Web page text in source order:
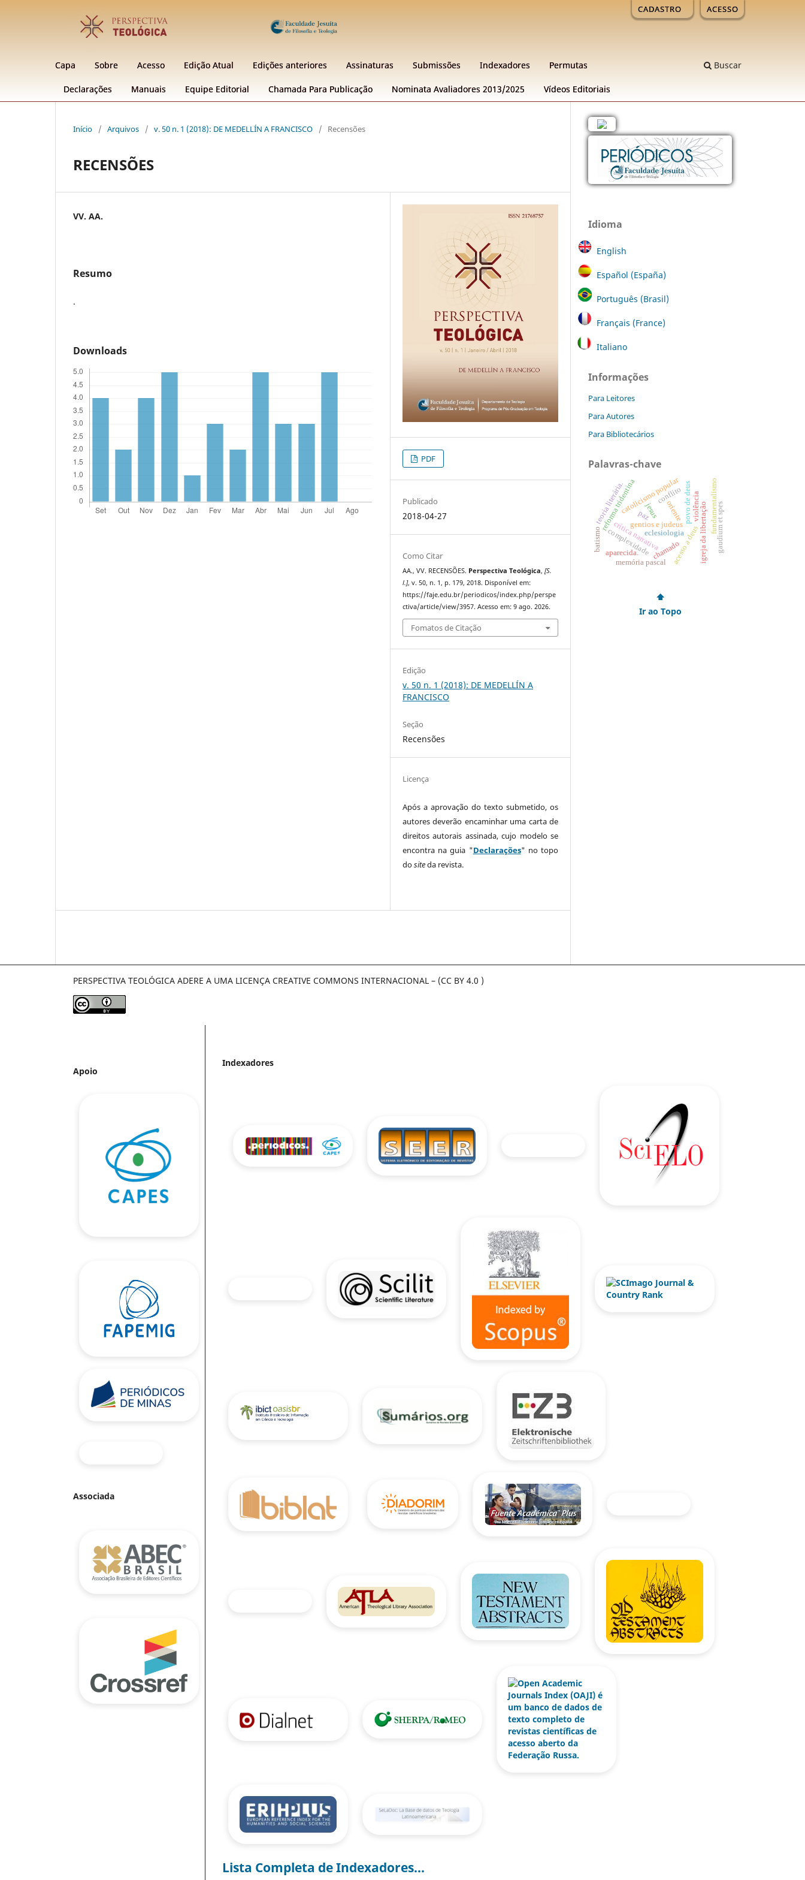
Capa Sobre Acesso Edição Atual Edições anteriores Assinaturas Submissões Indexadores Permutas
Declarações Manuais Equipe Editorial Chamada Para Publicação Nominata Avaliadores 2013/2025 Ví­deos Editoriais
Buscar
CADASTRO ACESSO
Início / Arquivos / v. 50 n. 1 (2018): DE MEDELLÍN A FRANCISCO / Recensões
RECENSÕES
VV. AA.
Resumo
.
Downloads
PDF
Publicado
2018-04-27
Como Citar
AA., VV. RECENSÕES. Perspectiva Teológica,[S.
l.], v. 50, n. 1, p. 179, 2018. Disponível em:
https://faje.edu.br/periodicos/index.php/perspe
ctiva/article/view/3957. Acesso em: 9 ago. 2026.
Fomatos de Citação
Edição
v. 50 n. 1 (2018): DE MEDELLÍN A
FRANCISCO
Seção
Recensões
Licença
Após a aprovação do texto submetido, os
autores deverão encaminhar uma carta de
direitos autorais assinada, cujo modelo se
encontra na guia "Declarações" no topo
dositeda revista.
Idioma
English
Español (España)
Português (Brasil)
Français (France)
Italiano
Informações
Para Leitores
Para Autores
Para Bibliotecários
Palavras-chave
acesso a deus
jesus
gentios e judeus
catolicismo popular
reforma tridentina igreja da libertação
oriente
eclesiologia
crítica narrativa
fundamentalismo
teoria literária.
chamado
povo de deus
complexidade
aparecida.
violência
conflito
paz gaudium et spes
memória pascal
batismo
⬆
Ir ao Topo
PERSPECTIVA TEOLÓGICA ADERE A UMA LICENÇA CREATIVE COMMONS INTERNACIONAL – (CC BY 4.0 )
Apoio
Associada
Indexadores
Lista Completa de Indexadores...